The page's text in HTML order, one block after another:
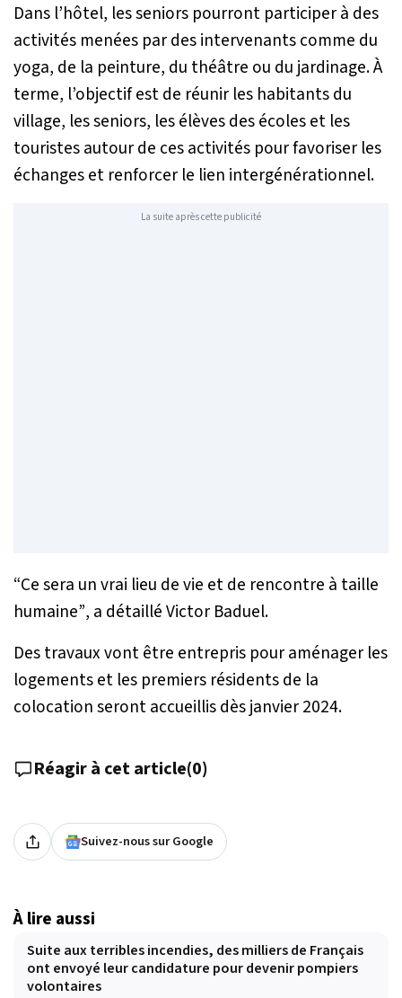
Dans l’hôtel, les seniors pourront participer à des
activités menées par des intervenants comme du
yoga, de la peinture, du théâtre ou du jardinage. À
terme, l’objectif est de réunir les habitants du
village, les seniors, les élèves des écoles et les
touristes autour de ces activités pour favoriser les
échanges et renforcer le lien intergénérationnel.
La suite après cette publicité
“Ce sera un vrai lieu de vie et de rencontre à taille
humaine”, a détaillé Victor Baduel.
Des travaux vont être entrepris pour aménager les
logements et les premiers résidents de la
colocation seront accueillis dès janvier 2024.
Réagir à cet article(0)
Suivez-nous sur Google
À lire aussi
Suite aux terribles incendies, des milliers de Français
ont envoyé leur candidature pour devenir pompiers
volontaires